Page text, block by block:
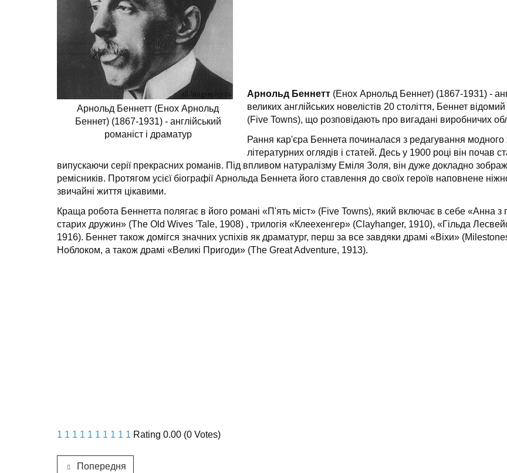
Арнольд Беннетт (Енох Арнольд
Беннет) (1867-1931) - англійський
романіст і драматур
Арнольд Беннетт (Енох Арнольд Беннет) (1867-1931) -
великих англійських новелістів 20 століття, Беннет
(Five Towns), що розповідають про вигадані виробничих
Рання кар'єра Беннета починалася з редагування
літературних оглядів і статей. Десь у 1900 році він
випускаючи серії прекрасних романів. Під впливом натуралізму Еміля Золя, він дуже докладно
ремісників. Протягом усієї біографії Арнольда Беннета його ставлення до своїх героїв наповнене
звичайні життя цікавими.
Краща робота Беннетта полягає в його романі «П'ять міст» (Five Towns), який включає в себе «Анна з
старих дружин» (The Old Wives 'Tale, 1908) , трилогія «Клеехенгер» (Clayhanger, 1910), «Гільда
1916). Беннет також домігся значних успіхів як драматург, перш за все завдяки драмі «Віхи»
Ноблоком, а також драмі «Великі Пригоди» (The Great Adventure, 1913).
1 1 1 1 1 1 1 1 1 1 Rating 0.00 (0 Votes)
Попередня